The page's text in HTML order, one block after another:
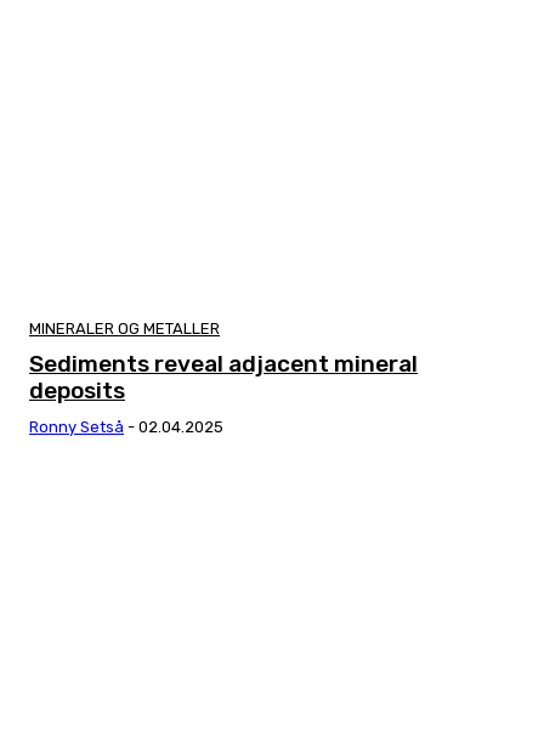
MINERALER OG METALLER
Sediments reveal adjacent mineral
deposits
Ronny Setså - 02.04.2025